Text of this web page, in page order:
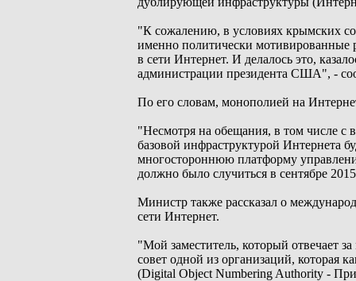
"К сожалению, в условиях крымских
именно политически
в сети Интернет. И делалось это,
администрации президента США", -
По его словам, монополией на
"Несмотря на обещания, в том числе
базовой инфраструктурой Интернета
многостороннюю платформу
должно было случиться в сентябре
Министр также рассказал о
сети Интернет.
"Мой заместитель, который отвечает
совет одной из организаций, которая
(Digital Object Numbering Authority -